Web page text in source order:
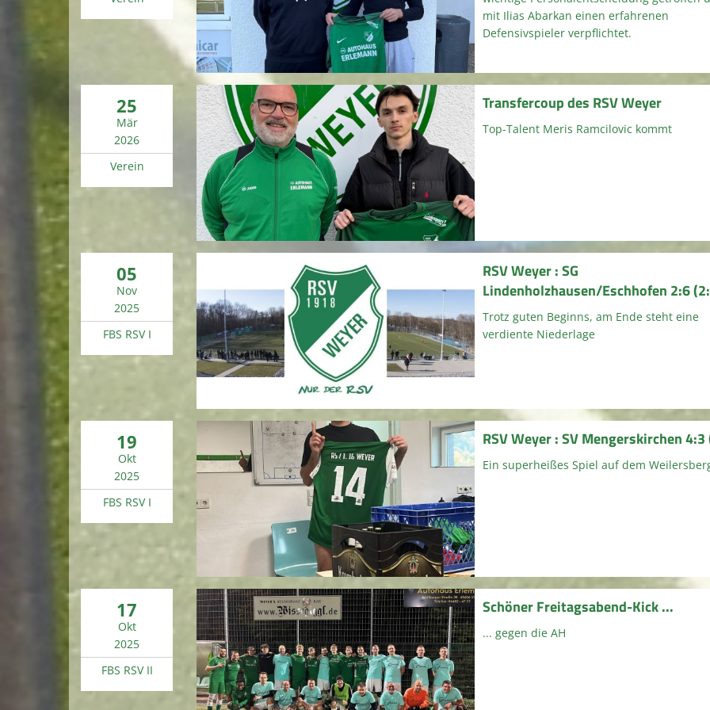
mit Ilias Abarkan einen erfahrenen
Defensivspieler verpflichtet.
25
Mär
2026
Verein
Transfercoup des RSV Weyer
Top-Talent Meris Ramcilovic kommt
05
Nov
2025
FBS RSV I
RSV Weyer : SG
Lindenholzhausen/Eschhofen 2:6
Trotz guten Beginns, am Ende steht eine
verdiente Niederlage
19
Okt
2025
FBS RSV I
RSV Weyer : SV Mengerskirchen
Ein superheißes Spiel auf dem
17
Okt
2025
FBS RSV II
Schöner Freitagsabend-Kick ...
... gegen die AH